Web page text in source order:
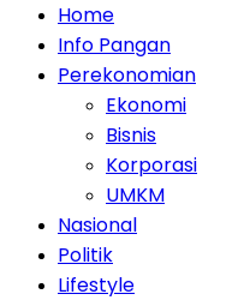
Home
Info Pangan
Perekonomian
Ekonomi
Bisnis
Korporasi
UMKM
Nasional
Politik
Lifestyle